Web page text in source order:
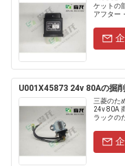
ケットの
アフター
U001X45873 24v 80Aの掘
三菱のた
24v 80A
ラックの